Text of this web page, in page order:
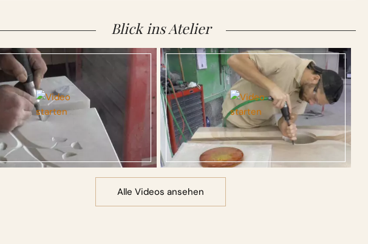
Blick ins Atelier
Alle Videos ansehen